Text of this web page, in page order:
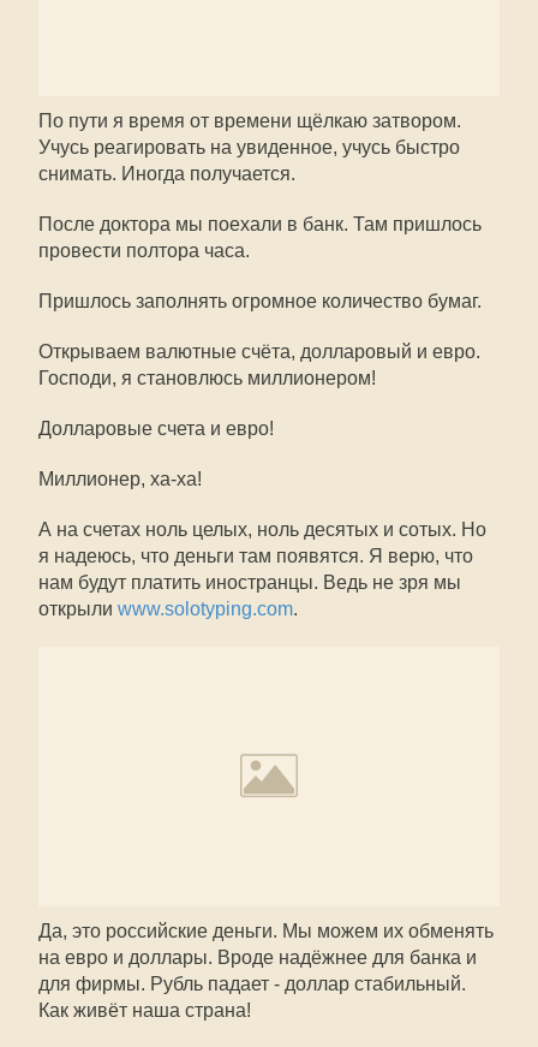
По пути я время от времени щёлкаю затвором.
Учусь реагировать на увиденное, учусь быстро
снимать. Иногда получается.
После доктора мы поехали в банк. Там пришлось
провести полтора часа.
Пришлось заполнять огромное количество бумаг.
Открываем валютные счёта, долларовый и евро.
Господи, я становлюсь миллионером!
Долларовые счета и евро!
Миллионер, ха-ха!
А на счетах ноль целых, ноль десятых и сотых. Но
я надеюсь, что деньги там появятся. Я верю, что
нам будут платить иностранцы. Ведь не зря мы
открыли www.solotyping.com.
Да, это российские деньги. Мы можем их обменять
на евро и доллары. Вроде надёжнее для банка и
для фирмы. Рубль падает - доллар стабильный.
Как живёт наша страна!